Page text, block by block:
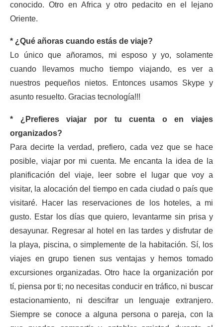
conocido. Otro en Africa y otro pedacito en el lejano
Oriente.
* ¿Qué añoras cuando estás de viaje?
Lo único que añoramos, mi esposo y yo, solamente
cuando llevamos mucho tiempo viajando, es ver a
nuestros pequeños nietos. Entonces usamos Skype y
asunto resuelto. Gracias tecnología!!!
* ¿Prefieres viajar por tu cuenta o en viajes
organizados?
Para decirte la verdad, prefiero, cada vez que se hace
posible, viajar por mi cuenta. Me encanta la idea de la
planificación del viaje, leer sobre el lugar que voy a
visitar, la alocación del tiempo en cada ciudad o país que
visitaré. Hacer las reservaciones de los hoteles, a mi
gusto. Estar los días que quiero, levantarme sin prisa y
desayunar. Regresar al hotel en las tardes y disfrutar de
la playa, piscina, o simplemente de la habitación. Sí, los
viajes en grupo tienen sus ventajas y hemos tomado
excursiones organizadas. Otro hace la organización por
tí, piensa por ti; no necesitas conducir en tráfico, ni buscar
estacionamiento, ni descifrar un lenguaje extranjero.
Siempre se conoce a alguna persona o pareja, con la